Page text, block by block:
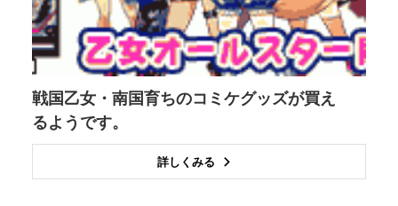
戦国乙女・南国育ちのコミケグッズが買え
るようです。
詳しくみる